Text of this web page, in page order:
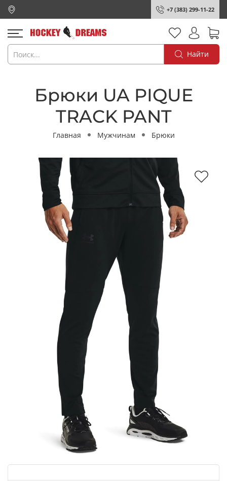
+7 (383) 299-11-22
Найти
Брюки UA PIQUE
TRACK PANT
Главная Мужчинам Брюки